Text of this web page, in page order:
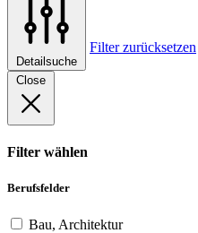
Detailsuche
Filter zurücksetzen
Close
Filter wählen
Berufsfelder
Bau, Architektur